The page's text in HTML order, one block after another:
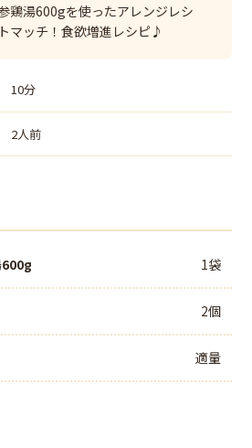
鶏湯600gを使ったアレンジレシ
マッチ！食欲増進レシピ♪
10分
2人前
1袋
2個
適量